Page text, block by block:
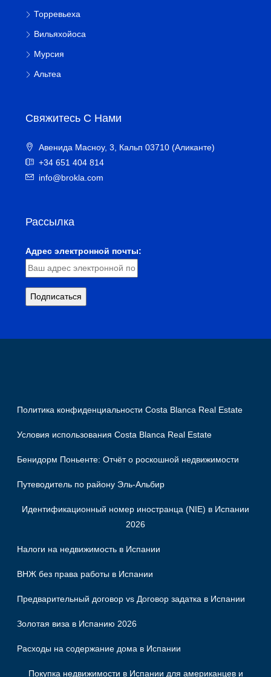
Торревьеха
Вильяхойоса
Мурсия
Альтеа
Свяжитесь С Нами
Авенида Масноу, 3, Кальп 03710 (Аликанте)
+34 651 404 814
info@brokla.com
Рассылка
Адрес электронной почты:
Политика конфиденциальности Costa Blanca Real Estate
Условия использования Costa Blanca Real Estate
Бенидорм Поньенте: Отчёт о роскошной недвижимости
Путеводитель по району Эль-Альбир
Идентификационный номер иностранца (NIE) в Испании
2026
Налоги на недвижимость в Испании
ВНЖ без права работы в Испании
Предварительный договор vs Договор задатка в Испании
Золотая виза в Испанию 2026
Расходы на содержание дома в Испании
Покупка недвижимости в Испании для американцев и